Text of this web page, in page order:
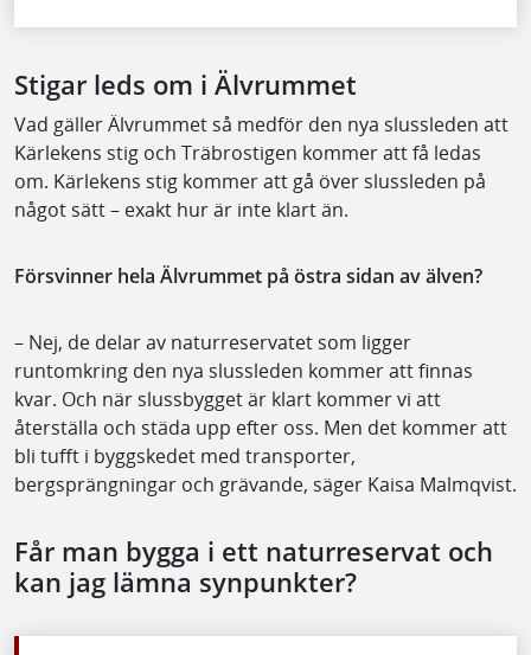
Stigar leds om i Älvrummet
Vad gäller Älvrummet så medför den nya slussleden att
Kärlekens stig och Träbrostigen kommer att få ledas
om. Kärlekens stig kommer att gå över slussleden på
något sätt – exakt hur är inte klart än.
Försvinner hela Älvrummet på östra sidan av älven?
– Nej, de delar av naturreservatet som ligger
runtomkring den nya slussleden kommer att finnas
kvar. Och när slussbygget är klart kommer vi att
återställa och städa upp efter oss. Men det kommer att
bli tufft i byggskedet med transporter,
bergsprängningar och grävande, säger Kaisa Malmqvist.
Får man bygga i ett naturreservat och
kan jag lämna synpunkter?